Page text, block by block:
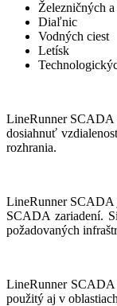
Železničných
Diaľnic
Vodných ciest
Letísk
LineRunner SCADA
dosiahnuť
rozhrania.
LineRunner SCADA
SCADA zariadení.
požadovaných
LineRunner SCADA
použitý aj v